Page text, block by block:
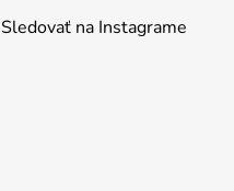
Sledovať na Instagrame